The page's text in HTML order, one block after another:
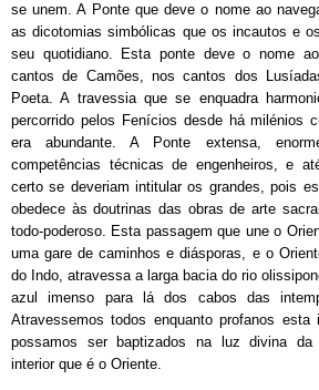
se unem. A Ponte que deve o nome ao
as dicotomias simbólicas que os incautos e
seu quotidiano. Esta ponte deve o nome
cantos de Camões, nos cantos dos
Poeta. A travessia que se enquadra
percorrido pelos Fenícios desde há milénios
era abundante. A Ponte extensa,
competências técnicas de engenheiros, e
certo se deveriam intitular os grandes, pois
obedece às doutrinas das obras de arte
todo-poderoso. Esta passagem que une o
uma gare de caminhos e diásporas, e o
do Indo, atravessa a larga bacia do rio
azul imenso para lá dos cabos das
Atravessemos todos enquanto profanos esta
possamos ser baptizados na luz divina da
interior que é o Oriente.